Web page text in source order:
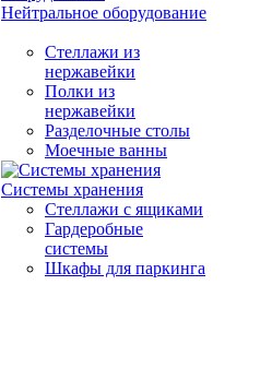
Нейтральное оборудование
Стеллажи из
нержавейки
Полки из
нержавейки
Разделочные столы
Моечные ванны
Системы хранения
Стеллажи с ящиками
Гардеробные
системы
Шкафы для паркинга